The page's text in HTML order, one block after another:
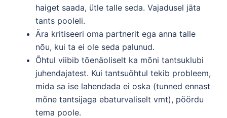
haiget saada, ütle talle seda. Vajadusel jäta
tants pooleli.
Ära kritiseeri oma partnerit ega anna talle
nõu, kui ta ei ole seda palunud.
Õhtul viibib tõenäoliselt ka mõni tantsuklubi
juhendajatest. Kui tantsuõhtul tekib probleem,
mida sa ise lahendada ei oska (tunned ennast
mõne tantsijaga ebaturvaliselt vmt), pöördu
tema poole.